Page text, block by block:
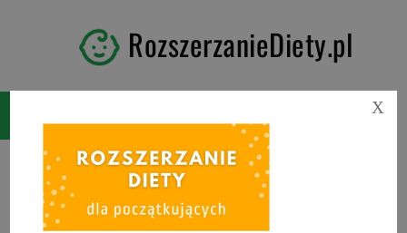
RozszerzanieDiety.pl
X